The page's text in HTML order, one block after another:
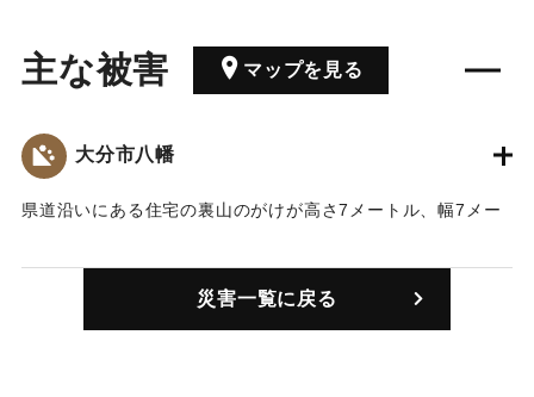
主な被害 マップを見る
大分市八幡
県道沿いにある住宅の裏山のがけが高さ7メートル、幅7メー
けが人もいなかった。
災害一覧に戻る